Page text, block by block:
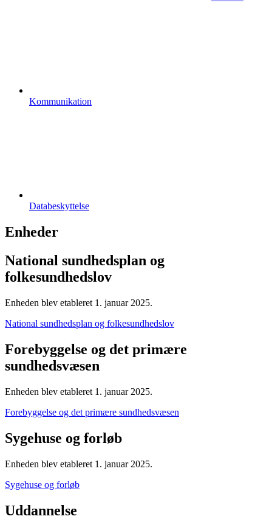
Kommunikation
Databeskyttelse
Enheder
National sundhedsplan og
folkesundhedslov
Enheden blev etableret 1. januar 2025.
National sundhedsplan og folkesundhedslov
Forebyggelse og det primære
sundhedsvæsen
Enheden blev etableret 1. januar 2025.
Forebyggelse og det primære sundhedsvæsen
Sygehuse og forløb
Enheden blev etableret 1. januar 2025.
Sygehuse og forløb
Uddannelse